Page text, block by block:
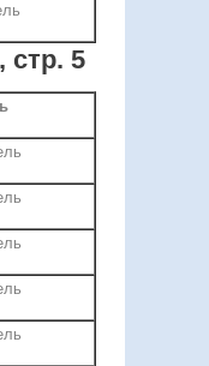
стр. 5